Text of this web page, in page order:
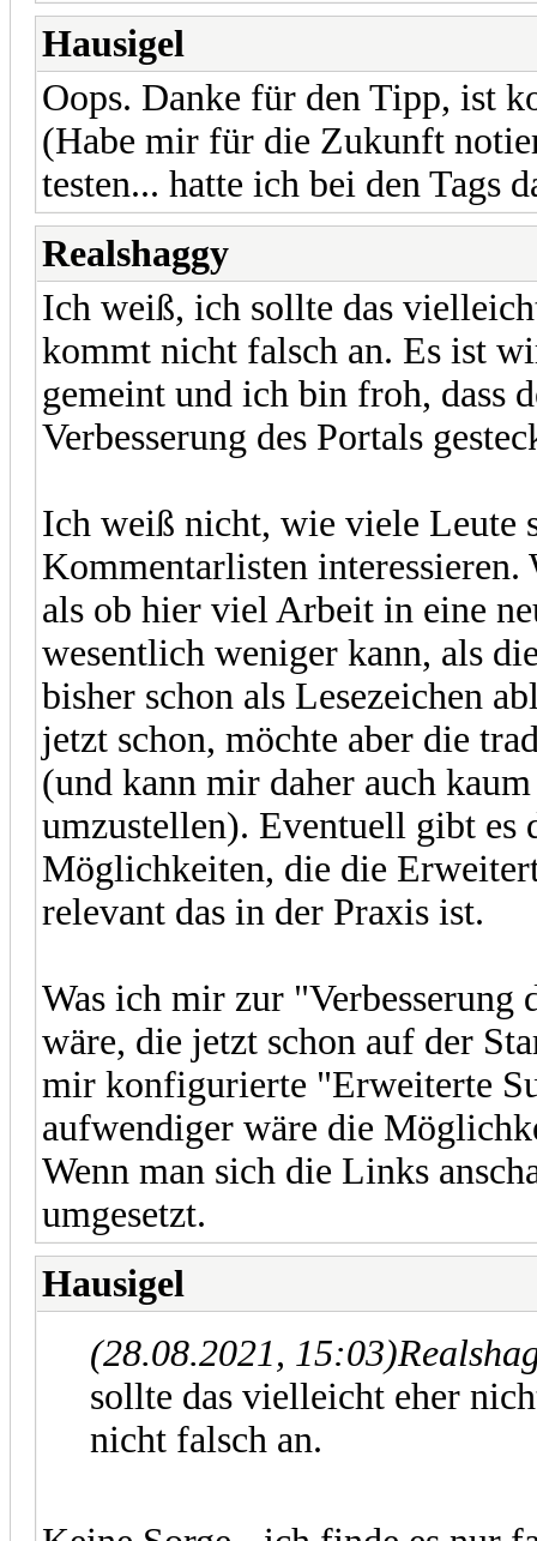
Hausigel
Oops. Danke für den Tipp, ist
(Habe mir für die Zukunft
testen... hatte ich bei den Tags
Realshaggy
Ich weiß, ich sollte das
kommt nicht falsch an. Es ist
gemeint und ich bin froh, dass
Verbesserung des Portals
Ich weiß nicht, wie viele Leute
Kommentarlisten interessieren.
als ob hier viel Arbeit in eine
wesentlich weniger kann, als
bisher schon als Lesezeichen
jetzt schon, möchte aber die
(und kann mir daher auch
umzustellen). Eventuell gibt
Möglichkeiten, die die
relevant das in der Praxis ist.
Was ich mir zur "Verbesserung
wäre, die jetzt schon auf der
mir konfigurierte "Erweiterte
aufwendiger wäre die
Wenn man sich die Links
umgesetzt.
Hausigel
(28.08.2021, 15:03)
sollte das vielleicht eher
nicht falsch an.